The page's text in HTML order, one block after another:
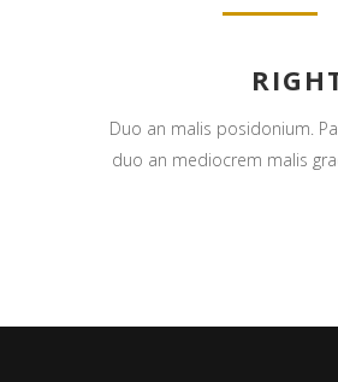
Duo an malis posidonium.
duo an mediocrem malis